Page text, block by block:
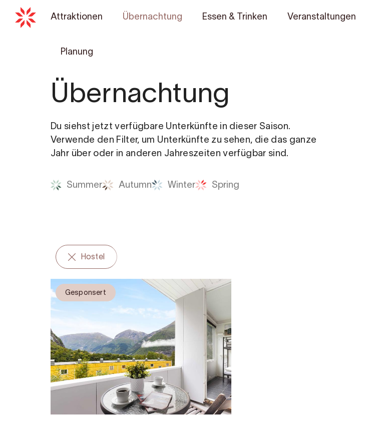
Attraktionen Übernachtung Essen & Trinken Veranstaltungen
Planung
Übernachtung
Du siehst jetzt verfügbare Unterkünfte in dieser Saison.
Verwende den Filter, um Unterkünfte zu sehen, die das ganze
Jahr über oder in anderen Jahreszeiten verfügbar sind.
Summer Autumn Winter Spring
Hostel
Gesponsert